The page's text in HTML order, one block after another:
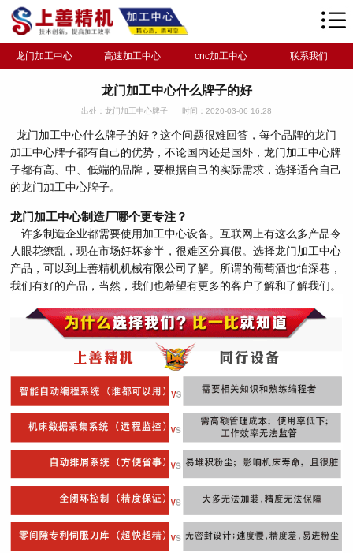
龙门加工中心 高速加工中心 cnc加工中心 联系我们
龙门加工中心什么牌子的好
出处：龙门加工中心牌子 时间：2020-03-06 16:28
龙门加工中心什么牌子的好？这个问题很难回答，每个品牌的龙门
加工中心牌子都有自己的优势，不论国内还是国外，龙门加工中心牌
子都有高、中、低端的品牌，要根据自己的实际需求，选择适合自己
的龙门加工中心牌子。
龙门加工中心制造厂哪个更专注？
许多制造企业都需要使用加工中心设备。互联网上有这么多产品令
人眼花缭乱，现在市场好坏参半，很难区分真假。选择龙门加工中心
产品，可以到上善精机机械有限公司了解。所谓的葡萄酒也怕深巷，
我们有好的产品，当然，我们也希望有更多的客户了解和了解我们。